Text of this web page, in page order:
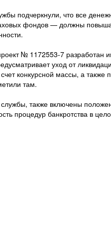
подчеркнули, что все
фондов — должны
№ 1172553-7
уход от
конкурсной массы, а
там.
также включены
процедур банкротства в